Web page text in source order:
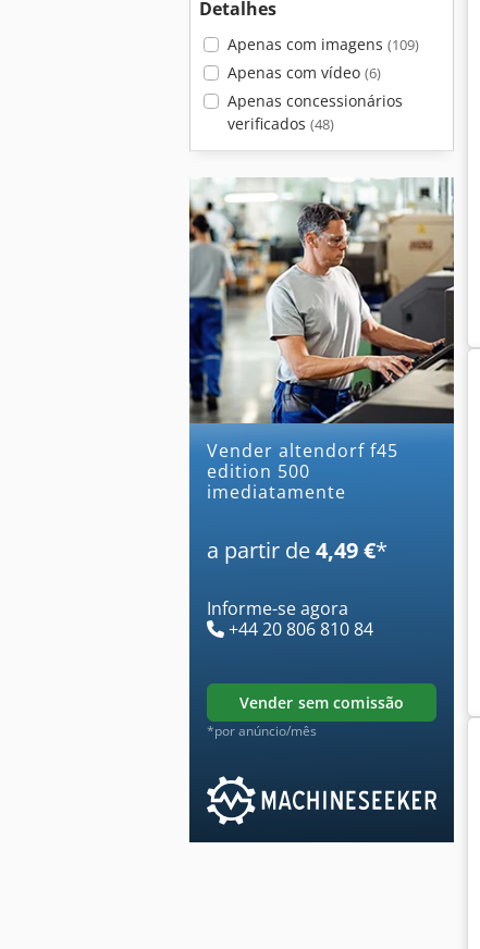
Detalhes
Apenas com imagens (109)
Apenas com vídeo (6)
Apenas concessionários
verificados (48)
Vender altendorf f45
edition 500
imediatamente
a partir de4,49 €*
Informe-se agora
+44 20 806 810 84
vender sem comissão
*por anúncio/mês